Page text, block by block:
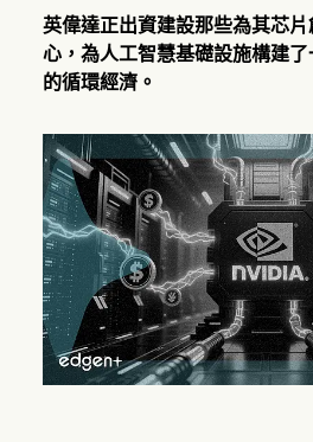
英偉達正出資建設那些為其芯
心，為人工智慧基礎設施構建
的循環經濟。